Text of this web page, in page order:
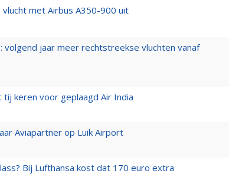
met Airbus A350-900 uit
volgend jaar meer rechtstreekse vluchten vanaf
keren voor geplaagd Air India
Aviapartner op Luik Airport
Bij Lufthansa kost dat 170 euro extra